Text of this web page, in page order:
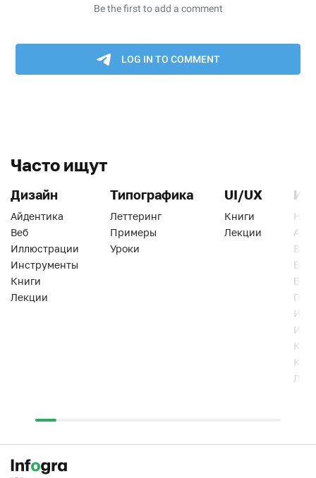
Часто ищут
Дизайн
Айдентика
Веб
Иллюстрации
Инструменты
Книги
Лекции
Типографика
Леттеринг
Примеры
Уроки
UI/UX
Книги
Лекции
Веб